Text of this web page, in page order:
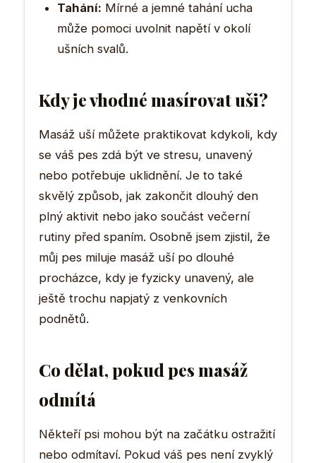
Tahání: Mírné a jemné tahání ucha
může pomoci uvolnit napětí v okolí
ušních svalů.
Kdy je vhodné masírovat uši?
Masáž uší můžete praktikovat kdykoli, kdy
se váš pes zdá být ve stresu, unavený
nebo potřebuje uklidnění. Je to také
skvělý způsob, jak zakončit dlouhý den
plný aktivit nebo jako součást večerní
rutiny před spaním. Osobně jsem zjistil, že
můj pes miluje masáž uší po dlouhé
procházce, kdy je fyzicky unavený, ale
ještě trochu napjatý z venkovních
podnětů.
Co dělat, pokud pes masáž
odmítá
Někteří psi mohou být na začátku ostražití
nebo odmítaví. Pokud váš pes není zvyklý